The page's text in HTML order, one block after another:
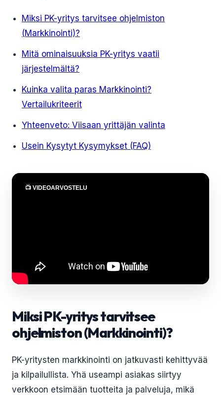
Miksi PK-yritys tarvitsee ohjelmiston
(Markkinointi)?
Mitä ominaisuuksia PK-yritys vaatii
järjestelmältä?
Kuinka valita paras Markkinointi?
Vertailukriteerit
Yhteenveto: Viisaan yrittäjän valinta
Usein Kysytyt Kysymykset (FAQ)
📺 VIDEOARVOSTELU
Miksi PK-yritys tarvitsee
ohjelmiston (Markkinointi)?
PK-yritysten markkinointi on jatkuvasti kehittyvää
ja kilpailullista. Yhä useampi asiakas siirtyy
verkkoon etsimään tuotteita ja palveluja, mikä